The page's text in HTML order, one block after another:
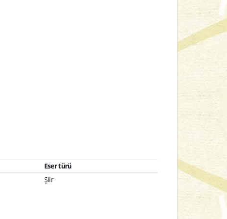
Eser türü
Şiir